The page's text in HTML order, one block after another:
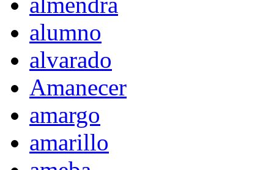
alumno
alvarado
Amanecer
amargo
amarillo